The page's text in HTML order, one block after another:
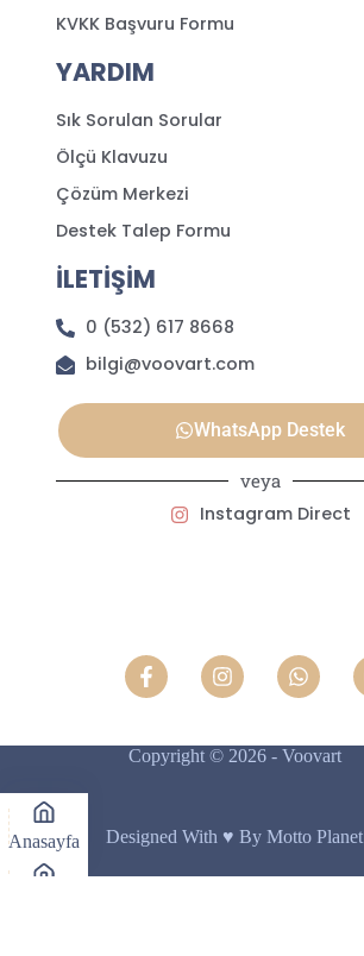
KVKK Başvuru Formu
YARDIM
Sık Sorulan Sorular
Ölçü Klavuzu
Çözüm Merkezi
Destek Talep Formu
İLETİŞİM
0 (532) 617 8668
bilgi@voovart.com
WhatsApp Destek
veya
Instagram Direct
Copyright © 2026 - Voovart
Designed With ♥️ By Motto Planet
Anasayfa